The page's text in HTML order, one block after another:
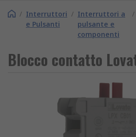
/ Interruttori
e Pulsanti
/ Interruttori a
pulsante e
componenti
/
Blocco contatto